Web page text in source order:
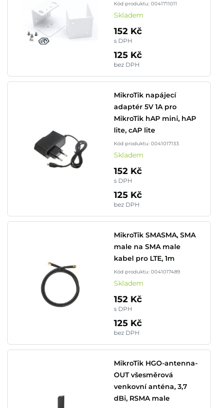
Kód produktu: 0041711011
Skladem
152 Kč
s DPH
125 Kč
bez DPH
MikroTik napájecí
adaptér 5V 1A pro
MikroTik hAP mini, hAP
lite, cAP lite
Kód produktu: 0041017133
Skladem
152 Kč
s DPH
125 Kč
bez DPH
MikroTik SMASMA, SMA
male na SMA male
kabel pro LTE, 1m
Kód produktu: 0041017489
Skladem
152 Kč
s DPH
125 Kč
bez DPH
MikroTik HGO-antenna-
OUT všesměrová
venkovní anténa, 3,7
dBi, RSMA male